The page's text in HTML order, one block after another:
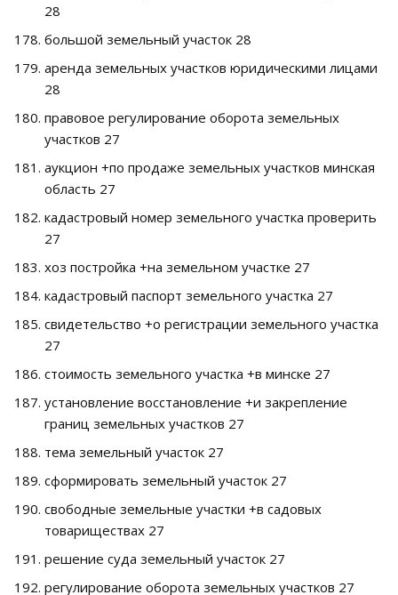
28
большой земельный участок 28
аренда земельных участков юридическими лицами
28
правовое регулирование оборота земельных
участков 27
аукцион +по продаже земельных участков минская
область 27
кадастровый номер земельного участка проверить
27
хоз постройка +на земельном участке 27
кадастровый паспорт земельного участка 27
свидетельство +о регистрации земельного участка
27
стоимость земельного участка +в минске 27
установление восстановление +и закрепление
границ земельных участков 27
тема земельный участок 27
сформировать земельный участок 27
свободные земельные участки +в садовых
товариществах 27
решение суда земельный участок 27
регулирование оборота земельных участков 27